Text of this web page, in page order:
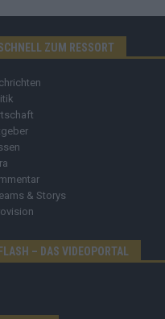
ZUM RESSORT
& Storys
FLASH – DAS VIDEOPORTAL